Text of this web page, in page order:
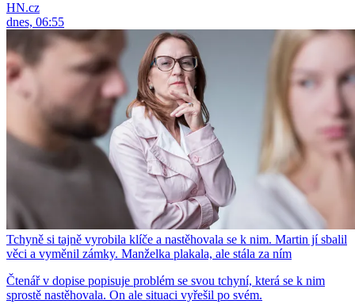
HN.cz
dnes, 06:55
Tchyně si tajně vyrobila klíče a nastěhovala se k nim. Martin jí sbalil
věci a vyměnil zámky. Manželka plakala, ale stála za ním
Čtenář v dopise popisuje problém se svou tchyní, která se k nim
sprostě nastěhovala. On ale situaci vyřešil po svém.